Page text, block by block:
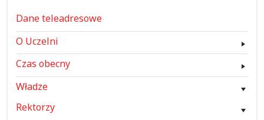
Dane teleadresowe
O Uczelni
Czas obecny
Władze
Rektorzy